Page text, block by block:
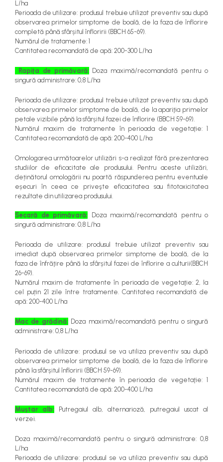
L/ha
Perioada de utilizare: produsul trebuie utilizat preventiv sau după
observarea primelor simptome de boală, de la faza de înflorire
completă până sfârșitul înfloririi (BBCH 65-69).
Numărul de tratamente: 1
Cantitatea recomandată de apă: 200-300 L/ha
Rapița de primăvară: Doza maximă/recomandată pentru o
singură administrare: 0,8 L/ha
Perioada de utilizare: produsul trebuie utilizat preventiv sau după
observarea primelor simptome de boală, de la apariţia primelor
petale vizibile până la sfârșitul fazei de înflorire (BBCH 59-69).
Numărul maxim de tratamente în perioada de vegetaţie: 1
Cantitatea recomandată de apă: 200-400 L/ha
Omologarea următoarelor utilizări s-a realizat fără prezentarea
studiilor de eficacitate ale produsului. Pentru aceste utilizări,
deținătorul omologării nu poartă răspunderea pentru eventuale
eșecuri în ceea ce priveşte eficacitatea sau fitotoxicitatea
rezultate din utilizarea produsului.
Secară de primăvară:
Doza maximă/recomandată pentru o
singură administrare: 0,8 L/ha
Perioada de utilizare: produsul trebuie utilizat preventiv sau
imediat după observarea primelor simptome de boală, de la
faza de înfrăţire până la sfârșitul fazei de înflorire a culturii(BBCH
26-69).
Numărul maxim de tratamente în perioada de vegetaţie: 2, la
cel puțin 21 zile între tratamente. Cantitatea recomandată de
apă: 200-400 L/ha
Mac de grădină: Doza maximă/recomandată pentru o singură
administrare: 0,8 L/ha
Perioada de utilizare: produsul se va utiliza preventiv sau după
observarea primelor simptome de boală, de la faza de înflorire
până la sfârșitul înfloririi (BBCH 59-69).
Numărul maxim de tratamente în perioada de vegetaţie: 1
Cantitatea recomandată de apă: 200-400 L/ha
Muștar alb:
Putregaiul alb, alternarioză, putregaiul uscat al
verzei.
Doza maximă/recomandată pentru o singură administrare: 0,8
L/ha
Perioada de utilizare: produsul se va utiliza preventiv sau după